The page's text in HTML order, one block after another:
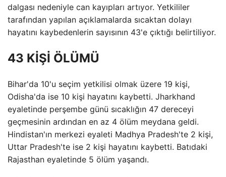
dalgası nedeniyle can kayıpları artıyor. Yetkililer
tarafından yapılan açıklamalarda sıcaktan dolayı
hayatını kaybedenlerin sayısının 43'e çıktığı belirtiliyor.
43 KİŞİ ÖLÜMÜ
Bihar'da 10'u seçim yetkilisi olmak üzere 19 kişi,
Odisha'da ise 10 kişi hayatını kaybetti. Jharkhand
eyaletinde perşembe günü sıcaklığın 47 dereceyi
geçmesinin ardından en az 4 ölüm meydana geldi.
Hindistan'ın merkezi eyaleti Madhya Pradesh'te 2 kişi,
Uttar Pradesh'te ise 2 kişi hayatını kaybetti. Batıdaki
Rajasthan eyaletinde 5 ölüm yaşandı.